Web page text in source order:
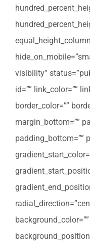
visibility”
id=”” link_color=””
border_color=””
margin_bottom=””
padding_bottom=””